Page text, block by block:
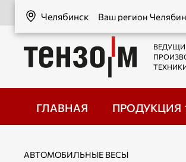
Челябинск Ваш регион
Челябинск
ГЛАВНАЯ ПРОДУКЦИЯ
АВТОМОБИЛЬНЫЕ ВЕСЫ